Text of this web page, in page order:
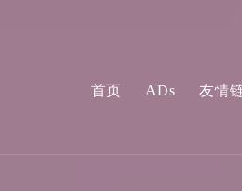
首页 ADs 友情